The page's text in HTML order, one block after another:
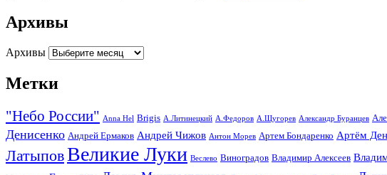
Архивы
Архивы
Метки
"Небо России" Anna Hel Brigis А.Литинецкий А.Федоров А.Щугорев Александр Буранцев
Денисенко Андрей Ермаков Андрей Чижов Антон Морев Артем Бондаренко Артём
ЛатыповВеликие Луки Веслево Виноградов Владимир Алексеев